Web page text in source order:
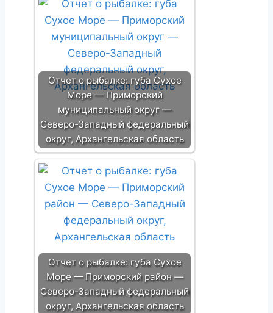
Отчет о рыбалке: губа Сухое
Море — Приморский
муниципальный округ —
Северо-Западный федеральный
округ, Архангельская область
Отчет о рыбалке: губа Сухое
Море — Приморский район —
Северо-Западный федеральный
округ, Архангельская область